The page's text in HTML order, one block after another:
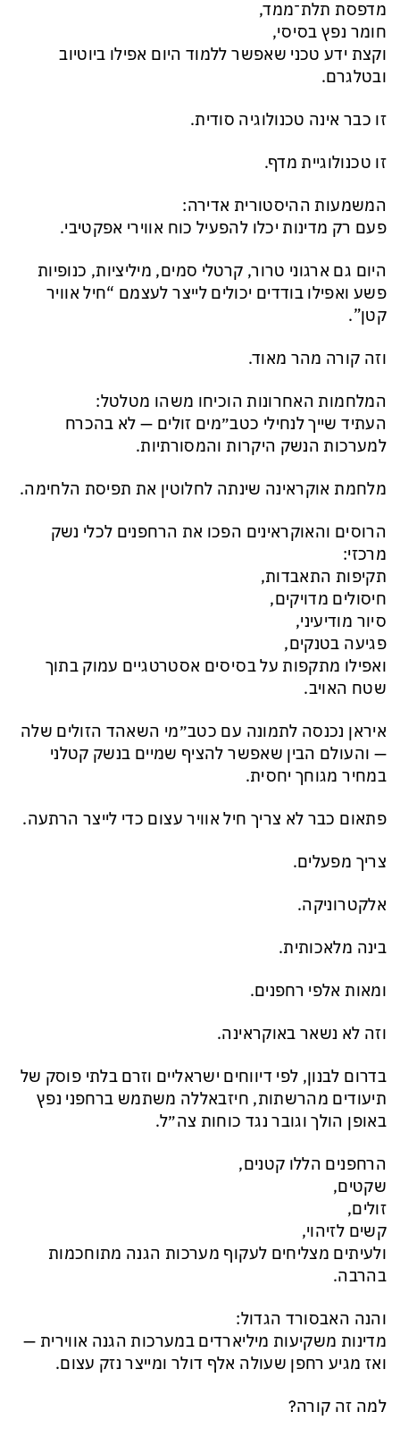
מדפסת תלת־ממד,
חומר נפץ בסיסי,
וקצת ידע טכני שאפשר ללמוד היום אפילו ביוטיוב
ובטלגרם.
זו כבר אינה טכנולוגיה סודית.
זו טכנולוגיית מדף.
המשמעות ההיסטורית אדירה:
פעם רק מדינות יכלו להפעיל כוח אווירי אפקטיבי.
היום גם ארגוני טרור, קרטלי סמים, מיליציות, כנופיות
פשע ואפילו בודדים יכולים לייצר לעצמם “חיל אוויר
קטן”.
וזה קורה מהר מאוד.
המלחמות האחרונות הוכיחו משהו מטלטל:
העתיד שייך לנחילי כטב״מים זולים — לא בהכרח
למערכות הנשק היקרות והמסורתיות.
מלחמת אוקראינה שינתה לחלוטין את תפיסת הלחימה.
הרוסים והאוקראינים הפכו את הרחפנים לכלי נשק
מרכזי:
תקיפות התאבדות,
חיסולים מדויקים,
סיור מודיעיני,
פגיעה בטנקים,
ואפילו מתקפות על בסיסים אסטרטגיים עמוק בתוך
שטח האויב.
איראן נכנסה לתמונה עם כטב״מי השאהד הזולים שלה
— והעולם הבין שאפשר להציף שמיים בנשק קטלני
במחיר מגוחך יחסית.
פתאום כבר לא צריך חיל אוויר עצום כדי לייצר הרתעה.
צריך מפעלים.
אלקטרוניקה.
בינה מלאכותית.
ומאות אלפי רחפנים.
וזה לא נשאר באוקראינה.
בדרום לבנון, לפי דיווחים ישראליים וזרם בלתי פוסק של
תיעודים מהרשתות, חיזבאללה משתמש ברחפני נפץ
באופן הולך וגובר נגד כוחות צה״ל.
הרחפנים הללו קטנים,
שקטים,
זולים,
קשים לזיהוי,
ולעיתים מצליחים לעקוף מערכות הגנה מתוחכמות
בהרבה.
והנה האבסורד הגדול:
מדינות משקיעות מיליארדים במערכות הגנה אווירית —
ואז מגיע רחפן שעולה אלף דולר ומייצר נזק עצום.
למה זה קורה?